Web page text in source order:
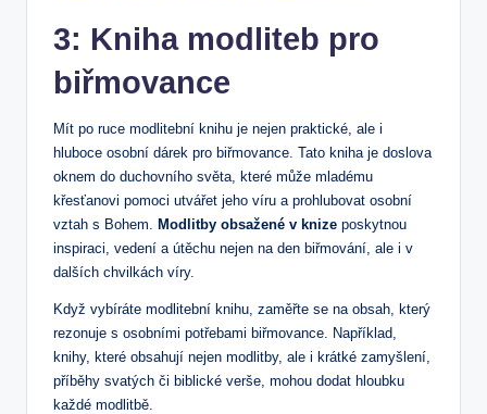
3: Kniha modliteb pro
biřmovance
Mít po ruce modlitební knihu je nejen praktické, ale i
hluboce osobní dárek pro biřmovance. Tato kniha ⁤je doslova
oknem do duchovního světa, které může mladému
křesťanovi pomoci utvářet jeho víru a ​prohlubovat osobní
vztah s Bohem.
Modlitby obsažené v‌ knize poskytnou
inspiraci, vedení a útěchu nejen na den‌ biřmování, ale i ⁢v
dalších chvilkách víry.
Když vybíráte modlitební⁤ knihu, zaměřte se na obsah, který
rezonuje s osobními potřebami biřmovance. Například,
knihy, které obsahují nejen modlitby, ale i krátké zamyšlení,
příběhy svatých ⁣či ⁣biblické verše, ⁢mohou dodat hloubku
každé modlitbě.